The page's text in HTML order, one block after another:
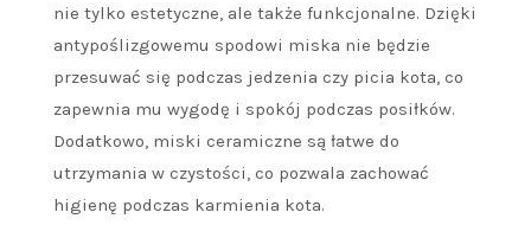
nie tylko estetyczne, ale także funkcjonalne. Dzięki
antypoślizgowemu spodowi miska nie będzie
przesuwać się podczas jedzenia czy picia kota, co
zapewnia mu wygodę i spokój podczas posiłków.
Dodatkowo, miski ceramiczne są łatwe do
utrzymania w czystości, co pozwala zachować
higienę podczas karmienia kota.